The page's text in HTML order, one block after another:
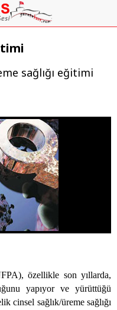
sağlığı eğitimi
özellikle son yıllarda,
yapıyor ve yürüttüğü
cinsel sağlık/üreme sağlığı